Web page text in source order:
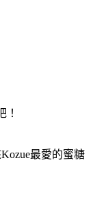
！
最愛的蜜糖